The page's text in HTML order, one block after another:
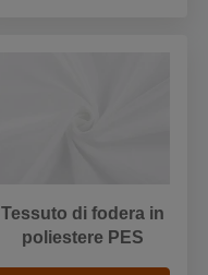
Tessuto di fodera in
poliestere PES